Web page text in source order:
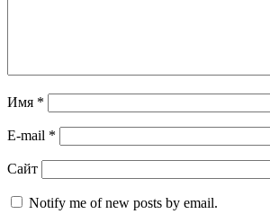
Имя *
E-mail *
Сайт
Notify me of new posts by email.